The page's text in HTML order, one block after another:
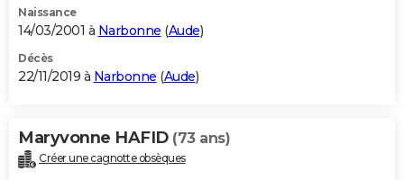
Naissance
14/03/2001 à Narbonne (Aude)
Décès
22/11/2019 à Narbonne (Aude)
Maryvonne HAFID (73 ans)
Créer une cagnotte obsèques